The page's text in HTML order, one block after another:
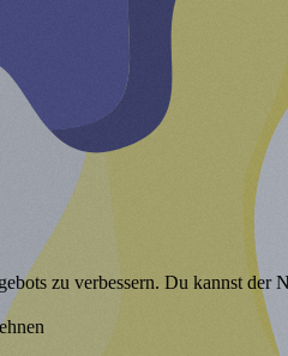
zu verbessern. Du kannst